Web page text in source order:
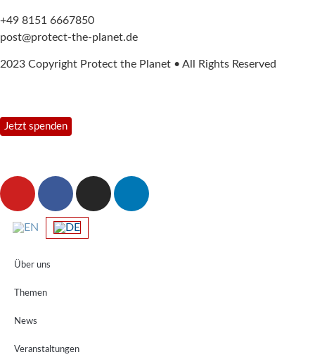
+49 8151 6667850
post@protect-the-planet.de
2023 Copyright Protect the Planet • All Rights Reserved
Jetzt spenden
Über uns
Themen
News
Veranstaltungen